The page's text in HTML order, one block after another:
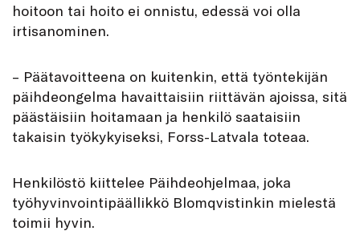
hoitoon tai hoito ei onnistu, edessä voi olla
irtisanominen.
– Päätavoitteena on kuitenkin, että työntekijän
päihdeongelma havaittaisiin riittävän ajoissa, sitä
päästäisiin hoitamaan ja henkilö saataisiin
takaisin työkykyiseksi, Forss-Latvala toteaa.
Henkilöstö kiittelee Päihdeohjelmaa, joka
työhyvinvointipäällikkö Blomqvistinkin mielestä
toimii hyvin.